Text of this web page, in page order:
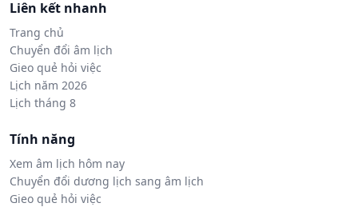
Liên kết nhanh
Trang chủ
Chuyển đổi âm lịch
Gieo quẻ hỏi việc
Lịch năm 2026
Lịch tháng 8
Tính năng
Xem âm lịch hôm nay
Chuyển đổi dương lịch sang âm lịch
Gieo quẻ hỏi việc